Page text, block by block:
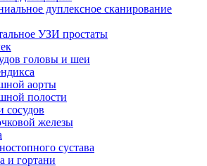
дуплексное сканирование
УЗИ простаты
головы и шеи
аорты
полости
сосудов
железы
сустава
и гортани